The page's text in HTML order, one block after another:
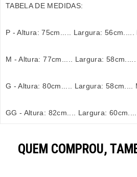
TABELA DE MEDIDAS:
P - Altura: 75cm..... Largura: 56cm.....
M - Altura: 77cm..... Largura:
G - Altura: 80cm..... Largura: 58cm....
GG - Altura: 82cm.... Largura:
QUEM COMPROU,